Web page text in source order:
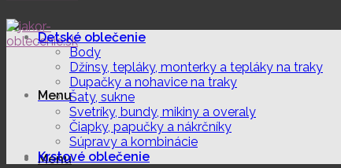
Menu
Menu
Detské oblečenie
Body
Džínsy, tepláky, monterky a tepláky na traky
Dupačky a nohavice na traky
Šaty, sukne
Svetríky, bundy, mikiny a overaly
Čiapky, papučky a nákrčníky
Súpravy a kombinácie
Krstové oblečenie